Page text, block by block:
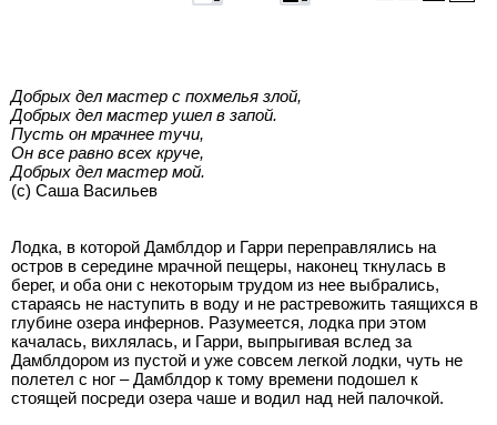
Добрых дел мастер с похмелья злой,
Добрых дел мастер ушел в запой.
Пусть он мрачнее тучи,
Он все равно всех круче,
Добрых дел мастер мой.
(с) Саша Васильев
Лодка, в которой Дамблдор и Гарри переправлялись на
остров в середине мрачной пещеры, наконец ткнулась в
берег, и оба они с некоторым трудом из нее выбрались,
стараясь не наступить в воду и не растревожить таящихся в
глубине озера инфернов. Разумеется, лодка при этом
качалась, вихлялась, и Гарри, выпрыгивая вслед за
Дамблдором из пустой и уже совсем легкой лодки, чуть не
полетел с ног – Дамблдор к тому времени подошел к
стоящей посреди озера чаше и водил над ней палочкой.